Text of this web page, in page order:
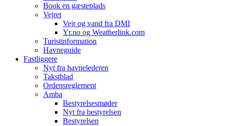
Book en gæsteplads
Vejret
Vejr og vand fra DMI
Yr.no og Weatherlink.com
Turistinformation
Havneguide
Fastliggere
Nyt fra havnelederen
Takstblad
Ordensreglement
Amba
Bestyrelsesmøder
Nyt fra bestyrelsen
Bestyrelsen